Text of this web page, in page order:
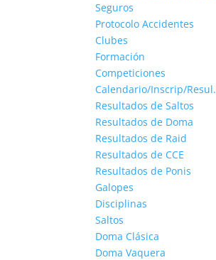
Seguros
Protocolo Accidentes
Clubes
Formación
Competiciones
Calendario/Inscrip/Resul.
Resultados de Saltos
Resultados de Doma
Resultados de Raid
Resultados de CCE
Resultados de Ponis
Galopes
Disciplinas
Saltos
Doma Clásica
Doma Vaquera